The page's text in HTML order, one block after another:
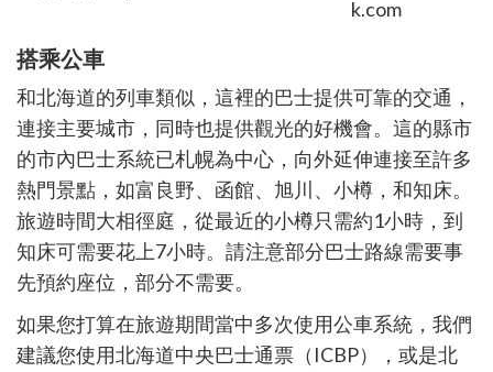
搭乘公車
和北海道的列車類似，這裡的巴士提供可靠的交通，
連接主要城市，同時也提供觀光的好機會。這的縣市
的市內巴士系統已札幌為中心，向外延伸連接至許多
熱門景點，如富良野、函館、旭川、小樽，和知床。
旅遊時間大相徑庭，從最近的小樽只需約1小時，到
知床可需要花上7小時。請注意部分巴士路線需要事
先預約座位，部分不需要。
如果您打算在旅遊期間當中多次使用公車系統，我們
建議您使用北海道中央巴士通票（ ICBP），或是北